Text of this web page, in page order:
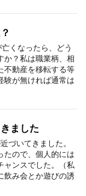
くなったら、どう
か？私は職業柄、相
不動産を移転する等
験が無ければ通常は
ました
づいてきました。
たので、個人的には
ャンスでした。（私
飲み会とか遊びの誘